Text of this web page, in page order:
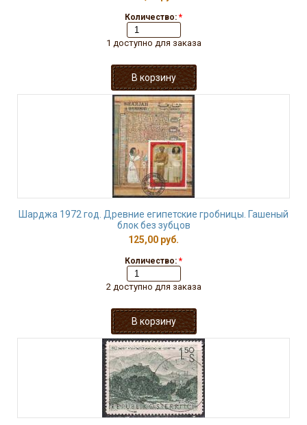
Количество: *
1 доступно для заказа
Шарджа 1972 год. Древние египетские гробницы. Гашеный
блок без зубцов
125,00 руб.
Количество: *
2 доступно для заказа